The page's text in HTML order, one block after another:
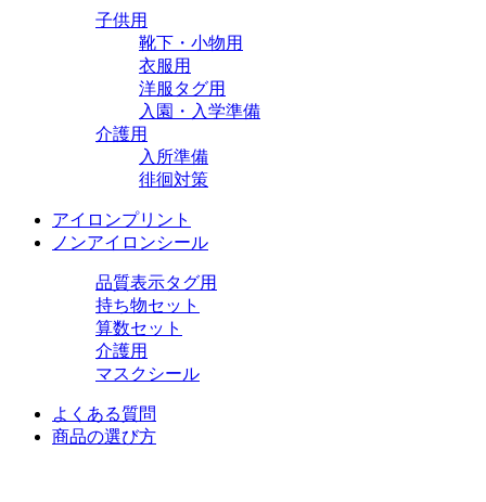
子供用
靴下・小物用
衣服用
洋服タグ用
入園・入学準備
介護用
入所準備
徘徊対策
アイロンプリント
ノンアイロンシール
品質表示タグ用
持ち物セット
算数セット
介護用
マスクシール
よくある質問
商品の選び方